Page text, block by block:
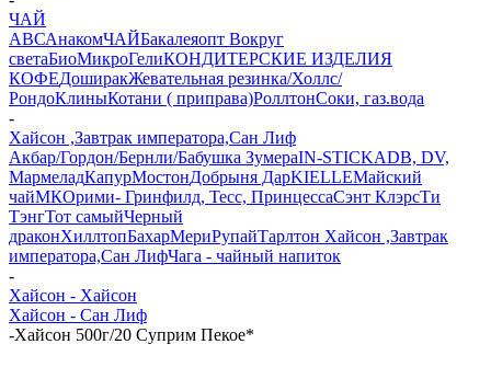
ЧАЙ
АВСАнакомЧАЙБакалеяопт Вокруг
светаБиоМикроГелиКОНДИТЕРСКИЕ ИЗДЕЛИЯ
КОФЕДоширакЖевательная резинка/Холлс/
РондоКлиныКотани ( приправа)РоллтонСоки, газ.вода
-
Хайсон ,Завтрак императора,Сан Лиф
Акбар/Гордон/Бернли/Бабушка ЗумераIN-STICKADB, DV,
МармеладКапурМостонДобрыня ДарKIELLEМайский
чайМКОрими- Гринфилд, Тесс, ПринцессаСэнт КлэрсТи
ТэнгТот самыйЧерный
драконХиллтопБахарМериРупайТарлтон Хайсон ,Завтрак
императора,Сан ЛифЧага - чайный напиток
-
Хайсон - Хайсон
Хайсон - Сан Лиф
-Хайсон 500г/20 Суприм Пекое*